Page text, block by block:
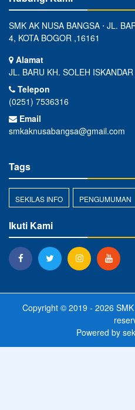
SMK AK NUSA BANGSA ⋅ JL.
4, KOTA BOGOR ,16161
Alamat
JL. BARU KH. SOLEH
Telepon
(0251) 7536316
Email
smkaknusabangsa@gmail.com
Tags
SEKILAS INFO PENGUMUMAN
Ikuti Kami
Copyright © 2019 - 2026
Powered by